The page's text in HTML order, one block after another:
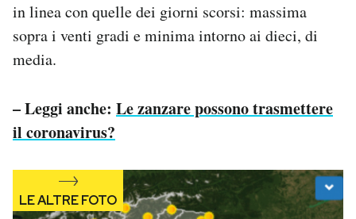
Area Personale
Newsletter
Notifiche mobile
Esci
in linea con quelle dei giorni scorsi: massima
sopra i venti gradi e minima intorno ai dieci, di
media.
– Leggi anche: Le zanzare possono trasmettere
il coronavirus?